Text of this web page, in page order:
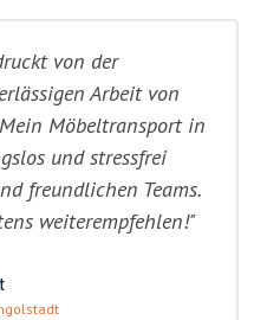
von der
Arbeit von
Möbeltransport in
und stressfrei
freundlichen Teams.
weiterempfehlen!"